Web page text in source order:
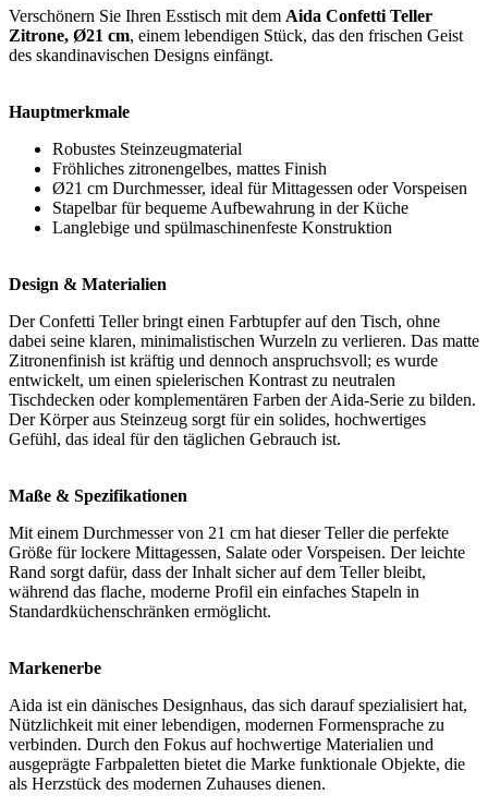
Verschönern Sie Ihren Esstisch mit dem Aida Confetti Teller
Zitrone, Ø21 cm, einem lebendigen Stück, das den frischen Geist
des skandinavischen Designs einfängt.
Hauptmerkmale
Robustes Steinzeugmaterial
Fröhliches zitronengelbes, mattes Finish
Ø21 cm Durchmesser, ideal für Mittagessen oder Vorspeisen
Stapelbar für bequeme Aufbewahrung in der Küche
Langlebige und spülmaschinenfeste Konstruktion
Design & Materialien
Der Confetti Teller bringt einen Farbtupfer auf den Tisch, ohne
dabei seine klaren, minimalistischen Wurzeln zu verlieren. Das matte
Zitronenfinish ist kräftig und dennoch anspruchsvoll; es wurde
entwickelt, um einen spielerischen Kontrast zu neutralen
Tischdecken oder komplementären Farben der Aida-Serie zu bilden.
Der Körper aus Steinzeug sorgt für ein solides, hochwertiges
Gefühl, das ideal für den täglichen Gebrauch ist.
Maße & Spezifikationen
Mit einem Durchmesser von 21 cm hat dieser Teller die perfekte
Größe für lockere Mittagessen, Salate oder Vorspeisen. Der leichte
Rand sorgt dafür, dass der Inhalt sicher auf dem Teller bleibt,
während das flache, moderne Profil ein einfaches Stapeln in
Standardküchenschränken ermöglicht.
Markenerbe
Aida ist ein dänisches Designhaus, das sich darauf spezialisiert hat,
Nützlichkeit mit einer lebendigen, modernen Formensprache zu
verbinden. Durch den Fokus auf hochwertige Materialien und
ausgeprägte Farbpaletten bietet die Marke funktionale Objekte, die
als Herzstück des modernen Zuhauses dienen.